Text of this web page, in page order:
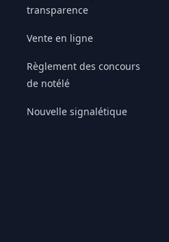
transparence
Vente en ligne
Règlement des concours
de notélé
Nouvelle signalétique